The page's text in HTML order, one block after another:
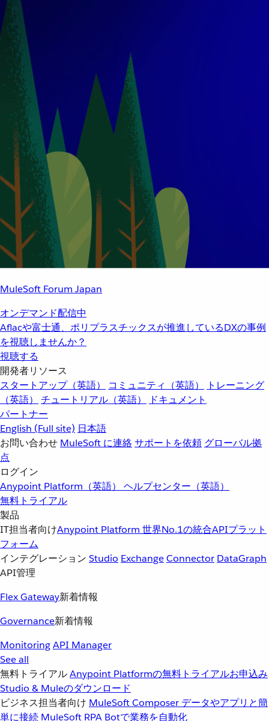
MuleSoft Forum Japan
オンデマンド配信中
Aflacや富士通、ポリプラスチックスが推進しているDXの事例
を視聴しませんか？
視聴する
開発者リソース
スタートアップ（英語）
コミュニティ（英語）
トレーニング
（英語）
チュートリアル（英語）
ドキュメント
パートナー
English (Full site) 日本語
お問い合わせ MuleSoft に連絡サポートを依頼 グローバル拠
点
ログイン
Anypoint Platform（英語） ヘルプセンター（英語）
無料トライアル
製品
IT担当者向けAnypoint Platform 世界No.1の統合APIプラット
フォーム
インテグレーション Studio ExchangeConnector DataGraph
API管理
Flex Gateway新着情報
Governance新着情報
MonitoringAPI Manager
See all
無料トライアルAnypoint Platformの無料トライアルお申込み
Studio & Muleのダウンロード
ビジネス担当者向け MuleSoft Composer データやアプリと簡
単に接続 MuleSoft RPA Botで業務を自動化